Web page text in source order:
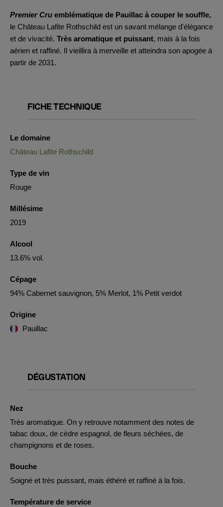
Premier Cru emblématique de Pauillac à couper le souffle,
le Château Lafite Rothschild est un savant mélange d'élégance
et de vivacité. Très aromatique et puissant, mais à la fois
aérien et raffiné. Il vieillira à merveille et atteindra son apogée à
partir de 2031.
FICHE TECHNIQUE
Le domaine
Château Lafite Rothschild
Type de vin
Rouge
Millésime
2019
Alcool
13.6% vol.
Cépage
94% Cabernet sauvignon, 5% Merlot, 1% Petit verdot
Origine
Pauillac
DÉGUSTATION
Nez
Très aromatique. On y retrouve notamment des notes de
tabac doux, de cèdre espagnol, de fleurs séchées, de
champignons et de roses.
Bouche
Soigné et très puissant, mais éthéré et raffiné à la fois.
Température de service